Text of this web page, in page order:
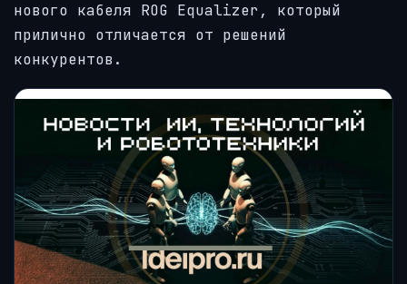
нового кабеля ROG Equalizer, который
прилично отличается от решений
конкурентов.